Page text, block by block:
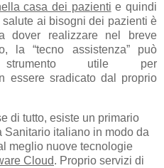
casa dei pazienti e quindi
salute ai bisogni dei pazienti è
dover realizzare nel breve
la “tecno assistenza” può
strumento utile per
essere sradicato dal proprio
di tutto, esiste un primario
Sanitario italiano in modo da
meglio nuove tecnologie
Cloud. Proprio servizi di